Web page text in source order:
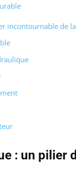
incontournable de
: un